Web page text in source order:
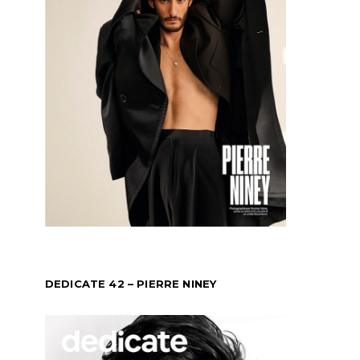
DEDICATE 42 – PIERRE NINEY